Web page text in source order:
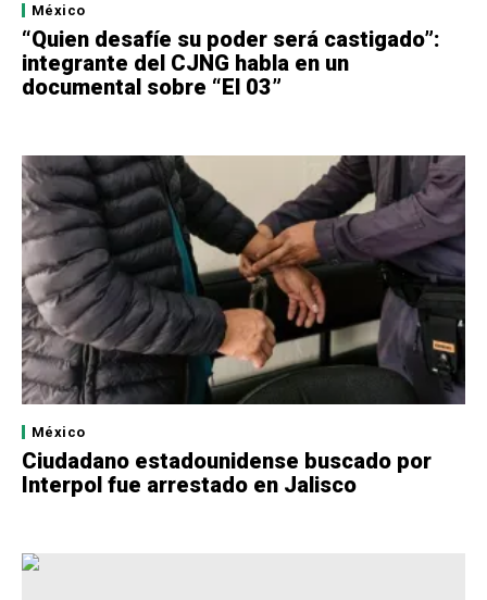
México
“Quien desafíe su poder será castigado”:
integrante del CJNG habla en un
documental sobre “El 03”
México
Ciudadano estadounidense buscado por
Interpol fue arrestado en Jalisco